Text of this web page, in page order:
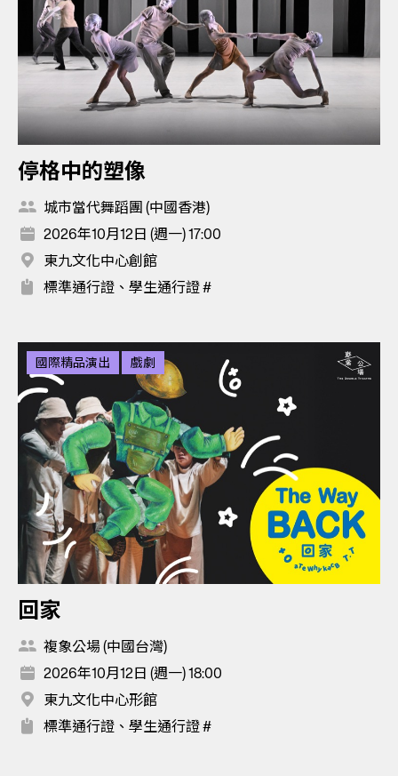
停格中的塑像
城市當代舞蹈團 (中國香港)
2026年10月12日 (週一) 17:00
東九文化中心創館
標準通行證、學生通行證 #
國際精品演出 戲劇
回家
複象公場 (中國台灣)
2026年10月12日 (週一) 18:00
東九文化中心形館
標準通行證、學生通行證 #